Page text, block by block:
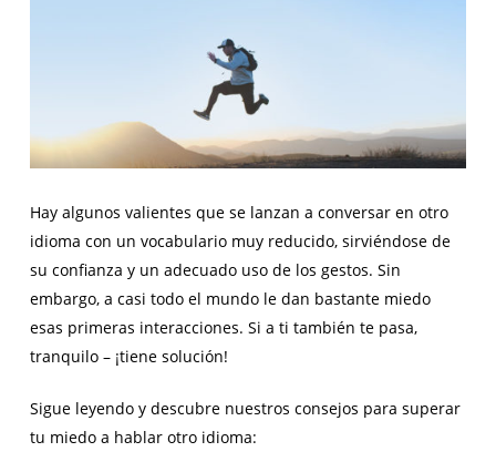
Hay algunos valientes que se lanzan a conversar en otro
idioma con un vocabulario muy reducido, sirviéndose de
su confianza y un adecuado uso de los gestos. Sin
embargo, a casi todo el mundo le dan bastante miedo
esas primeras interacciones. Si a ti también te pasa,
tranquilo – ¡tiene solución!
Sigue leyendo y descubre nuestros consejos para superar
tu miedo a hablar otro idioma: